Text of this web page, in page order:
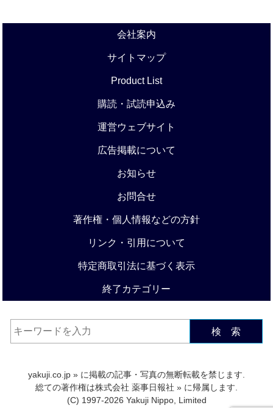
会社案内
サイトマップ
Product List
購読・試読申込み
運営ウェブサイト
広告掲載について
お知らせ
お問合せ
著作権・個人情報などの方針
リンク・引用について
特定商取引法に基づく表示
終了カテゴリー
検 索
yakuji.co.jp » に掲載の記事・写真の無断転載を禁じます.
総ての著作権は株式会社 薬事日報社 » に帰属します.
(C) 1997-2026 Yakuji Nippo, Limited